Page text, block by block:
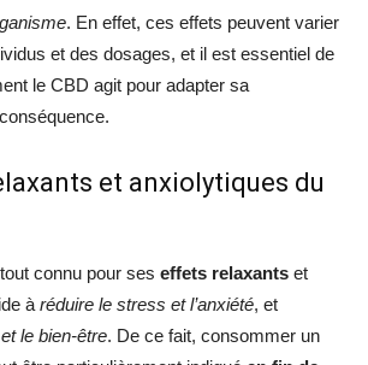
. En effet, ces effets peuvent varier
et des dosages, et il est essentiel de
le CBD agit pour adapter sa
et anxiolytiques du
connu pour ses effets relaxants et
à réduire le stress et l’anxiété, et
le bien-être. De ce fait, consommer un